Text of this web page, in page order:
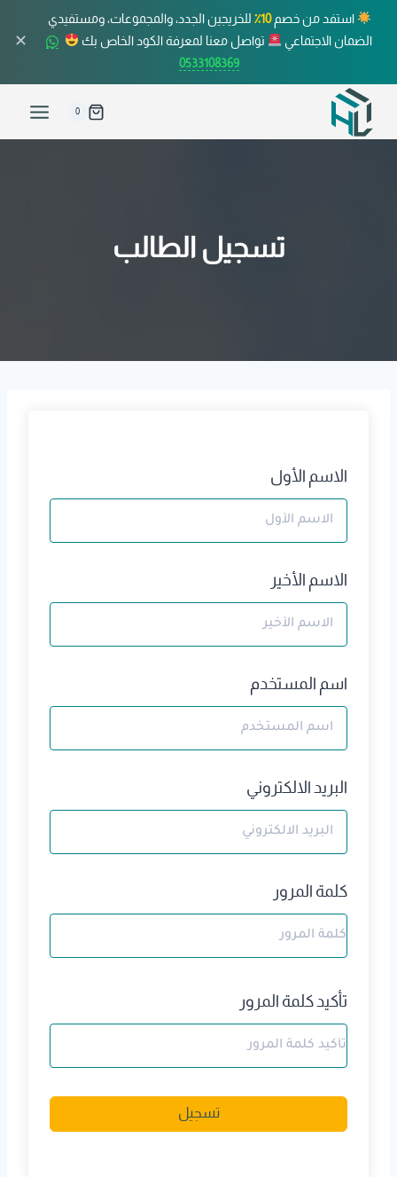
استفد من خصم10٪
للخريجين الجدد، والمجموعات، ومستفيدي
الضمان الاجتماعي
تواصل معنا لمعرفة الكود الخاص بك
0533108369
✕
0
تسجيل الطالب
الاسم الأول
الاسم الأخير
اسم المستخدم
البريد الالكتروني
كلمة المرور
تأكيد كلمة المرور
l
تسجيل